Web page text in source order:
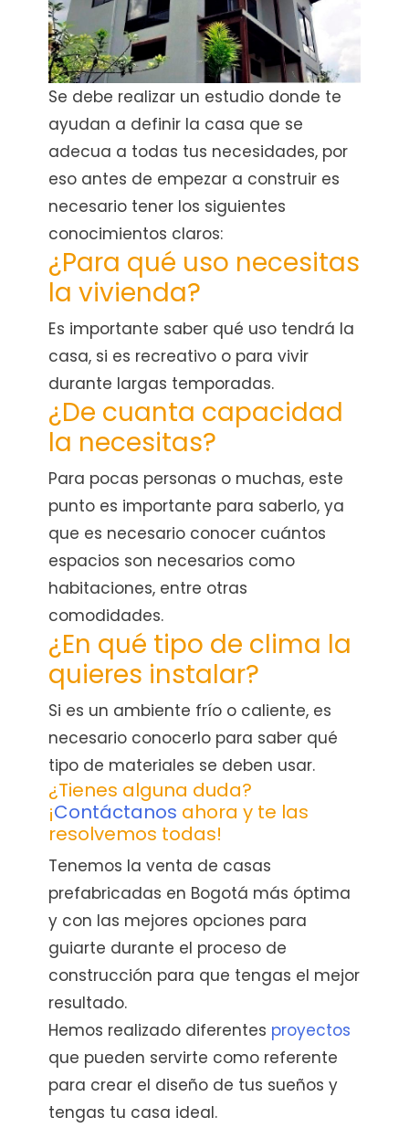
Se debe realizar un estudio donde te
ayudan a definir la casa que se
adecua a todas tus necesidades, por
eso antes de empezar a construir es
necesario tener los siguientes
conocimientos claros:
¿Para qué uso necesitas
la vivienda?
Es importante saber qué uso tendrá la
casa, si es recreativo o para vivir
durante largas temporadas.
¿De cuanta capacidad
la necesitas?
Para pocas personas o muchas, este
punto es importante para saberlo, ya
que es necesario conocer cuántos
espacios son necesarios como
habitaciones, entre otras
comodidades.
¿En qué tipo de clima la
quieres instalar?
Si es un ambiente frío o caliente, es
necesario conocerlo para saber qué
tipo de materiales se deben usar.
¿Tienes alguna duda?
¡Contáctanos ahora y te las
resolvemos todas!
Tenemos la venta de casas
prefabricadas en Bogotá más óptima
y con las mejores opciones para
guiarte durante el proceso de
construcción para que tengas el mejor
resultado.
Hemos realizado diferentes proyectos
que pueden servirte como referente
para crear el diseño de tus sueños y
tengas tu casa ideal.